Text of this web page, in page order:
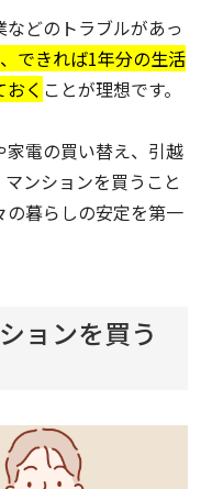
どのトラブルがあっ
できれば1年分の生活
く ことが理想です。
家電の買い替え、引越
ンションを買うこと
暮らしの安定を第一
ョンを買う